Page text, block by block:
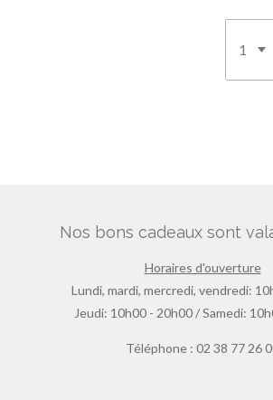
Nos bons cadeaux sont
Horaires d'ouverture
Lundi, mardi, mercredi, vendredi:
Jeudi: 10h00 - 20h00 / Samedi:
Téléphone : 02 38 77 26